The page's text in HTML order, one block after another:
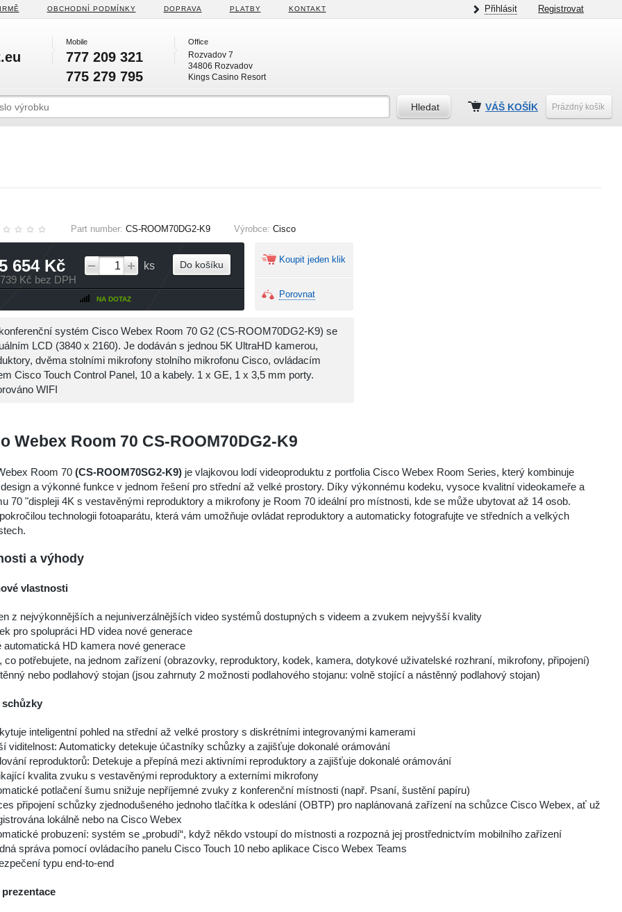
OBCHODNÍ PODMÍNKY DOPRAVA PLATBY KONTAKT Přihlásit Registrovat
Mobile
777 209 321
775 279 795
Office
Rozvadov 7
34806 Rozvadov
Kings Casino Resort
VÁŠ KOŠÍK Prázdný košík
Part number: CS-ROOM70DG2-K9 Výrobce: Cisco
654 Kč
Kč bez DPH
ks
NA DOTAZ
Do košíku Koupit jeden klik
Porovnat
systém Cisco Webex Room 70 G2 (CS-ROOM70DG2-K9) se
LCD (3840 x 2160). Je dodáván s jednou 5K UltraHD kamerou,
dvěma stolními mikrofony stolního mikrofonu Cisco, ovládacím
Cisco Touch Control Panel, 10 a kabely. 1 x GE, 1 x 3,5 mm porty.
WIFI
Webex Room 70 CS-ROOM70DG2-K9
Room 70 (CS-ROOM70SG2-K9) je vlajkovou lodí videoproduktu z portfolia Cisco Webex Room Series, který kombinuje
a výkonné funkce v jednom řešení pro střední až velké prostory. Díky výkonnému kodeku, vysoce kvalitní videokameře a
70 "displeji 4K s vestavěnými reproduktory a mikrofony je Room 70 ideální pro místnosti, kde se může ubytovat až 14 osob.
technologii fotoaparátu, která vám umožňuje ovládat reproduktory a automaticky fotografujte ve středních a velkých
a výhody
vlastnosti
z nejvýkonnějších a nejuniverzálnějších video systémů dostupných s videem a zvukem nejvyšší kvality
pro spolupráci HD videa nové generace
automatická HD kamera nové generace
co potřebujete, na jednom zařízení (obrazovky, reproduktory, kodek, kamera, dotykové uživatelské rozhraní, mikrofony, připojení)
nebo podlahový stojan (jsou zahrnuty 2 možnosti podlahového stojanu: volně stojící a nástěnný podlahový stojan)
inteligentní pohled na střední až velké prostory s diskrétními integrovanými kamerami
viditelnost: Automaticky detekuje účastníky schůzky a zajišťuje dokonalé orámování
reproduktorů: Detekuje a přepíná mezi aktivními reproduktory a zajišťuje dokonalé orámování
kvalita zvuku s vestavěnými reproduktory a externími mikrofony
potlačení šumu snižuje nepříjemné zvuky z konferenční místnosti (např. Psaní, šustění papíru)
připojení schůzky zjednodušeného jednoho tlačítka k odeslání (OBTP) pro naplánovaná zařízení na schůzce Cisco Webex, ať už
lokálně nebo na Cisco Webex
probuzení: systém se „probudí“, když někdo vstoupí do místnosti a rozpozná jej prostřednictvím mobilního zařízení
správa pomocí ovládacího panelu Cisco Touch 10 nebo aplikace Cisco Webex Teams
typu end-to-end